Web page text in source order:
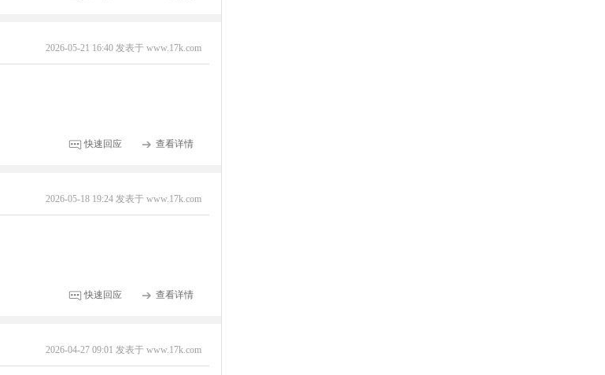
2026-05-21 16:40 发表于 www.17k.com
快速回应 查看详情
2026-05-18 19:24 发表于 www.17k.com
快速回应 查看详情
2026-04-27 09:01 发表于 www.17k.com